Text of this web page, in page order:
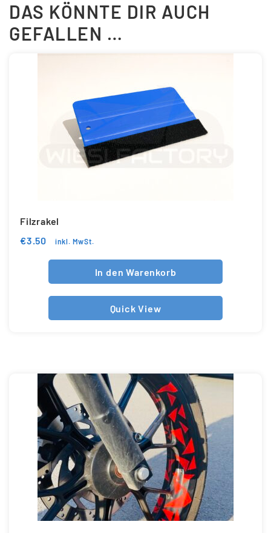
DAS KÖNNTE DIR AUCH
GEFALLEN …
Filzrakel
€3.50 inkl. MwSt.
In den Warenkorb
Quick View